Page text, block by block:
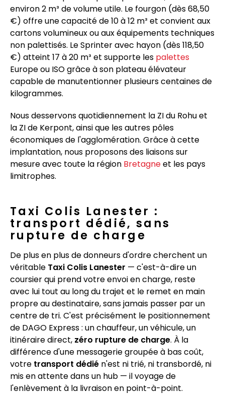
environ 2 m³ de volume utile. Le fourgon (dès 68,50
€) offre une capacité de 10 à 12 m³ et convient aux
cartons volumineux ou aux équipements techniques
non palettisés. Le Sprinter avec hayon (dès 118,50
€) atteint 17 à 20 m³ et supporte les palettes
Europe ou ISO grâce à son plateau élévateur
capable de manutentionner plusieurs centaines de
kilogrammes.
Nous desservons quotidiennement la ZI du Rohu et
la ZI de Kerpont, ainsi que les autres pôles
économiques de l'agglomération. Grâce à cette
implantation, nous proposons des liaisons sur
mesure avec toute la région Bretagneet les pays
limitrophes.
Taxi Colis Lanester :
transport dédié, sans
rupture de charge
De plus en plus de donneurs d'ordre cherchent un
véritable Taxi Colis Lanester — c'est-à-dire un
coursier qui prend votre envoi en charge, reste
avec lui tout au long du trajet et le remet en main
propre au destinataire, sans jamais passer par un
centre de tri. C'est précisément le positionnement
de DAGO Express : un chauffeur, un véhicule, un
itinéraire direct, zéro rupture de charge. À la
différence d'une messagerie groupée à bas coût,
votre transport dédié n'est ni trié, ni transbordé, ni
mis en attente dans un hub — il voyage de
l'enlèvement à la livraison en point-à-point.